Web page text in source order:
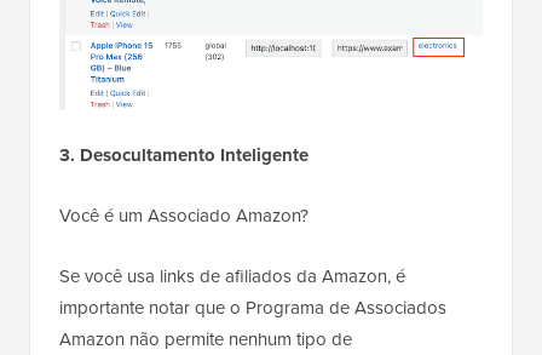
3. Desocultamento Inteligente
Você é um Associado Amazon?
Se você usa links de afiliados da Amazon, é
importante notar que o Programa de Associados
Amazon não permite nenhum tipo de